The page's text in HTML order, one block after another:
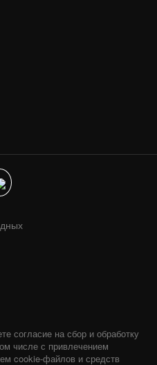
УДЛИНЕННАЯ
согласие на сбор и обработку
числе с привлечением
cookie-файлов и средств